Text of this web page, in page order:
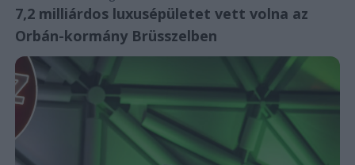
7,2 milliárdos luxusépületet vett volna az
Orbán-kormány Brüsszelben